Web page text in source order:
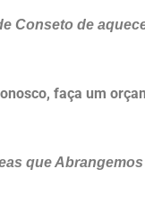
Conseto de
faça um
que Abrangemos